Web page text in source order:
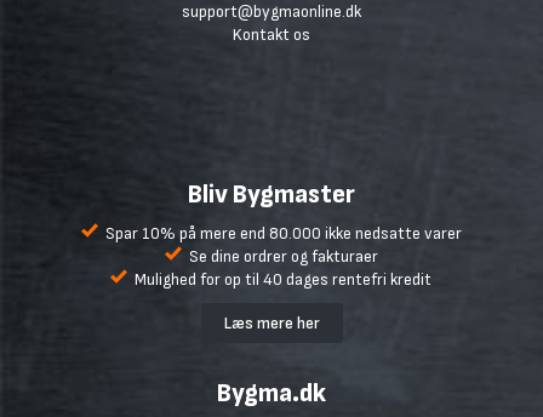
support@bygmaonline.dk
Kontakt os
Bliv Bygmaster
Spar 10% på mere end 80.000 ikke nedsatte varer
Se dine ordrer og fakturaer
Mulighed for op til 40 dages rentefri kredit
Læs mere her
Bygma.dk